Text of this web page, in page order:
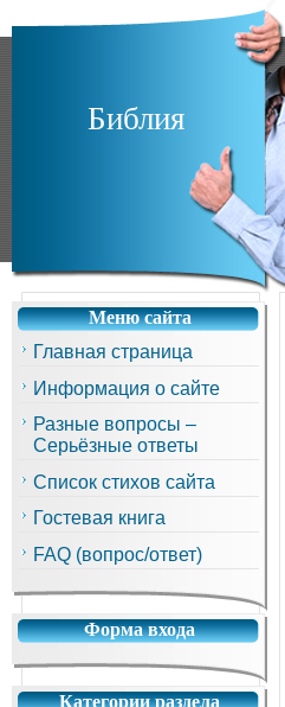
Библия
Меню сайта
Главная страница
Информация о сайте
Разные вопросы –
Серьёзные ответы
Список стихов сайта
Гостевая книга
FAQ (вопрос/ответ)
Форма входа
Категории раздела